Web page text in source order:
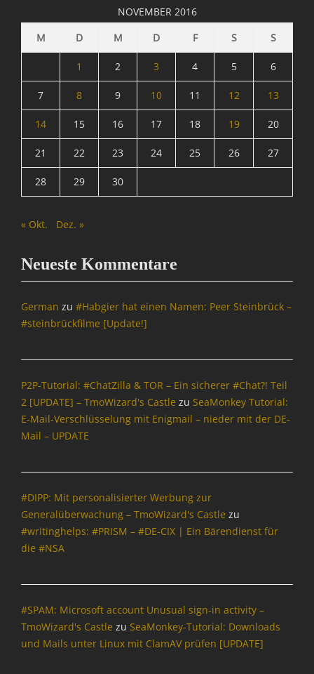
NOVEMBER 2016
M
D M D F S S
1 2 3 4 5 6
7 8 9 10 11 12 13
14 15 16 17 18 19 20
21 22 23 24 25 26 27
28 29 30
« Okt. Dez. »
Neueste Kommentare
German zu #Habgier hat einen Namen: Peer Steinbrück –
#steinbrückfilme [Update!]
P2P-Tutorial: #ChatZilla & TOR – Ein sicherer #Chat?! Teil
2 [UPDATE] – TmoWizard's Castle zu SeaMonkey Tutorial:
E-Mail-Verschlüsselung mit Enigmail – nieder mit der DE-
Mail – UPDATE
#DIPP: Mit personalisierter Werbung zur
Generalüberwachung – TmoWizard's Castle zu
#writinghelps: #PRISM – #DE-CIX | Ein Bärendienst für
die #NSA
#SPAM: Microsoft account Unusual sign-in activity –
TmoWizard's Castle zu SeaMonkey-Tutorial: Downloads
und Mails unter Linux mit ClamAV prüfen [UPDATE]